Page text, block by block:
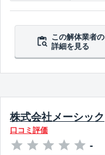
この解体業者の
詳細を見る
株式会社メーシック
口コミ評価
-